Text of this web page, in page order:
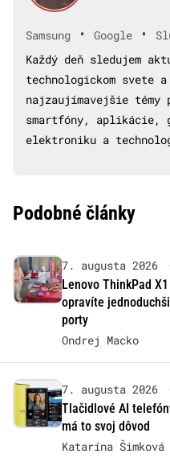
Samsung • Google •
Každý deň sledujem
technologickom svete
najzaujímavejšie témy
smartfóny, aplikácie,
elektroniku a
Podobné články
7. augusta 2026
Lenovo ThinkPad
opravíte
porty
Ondrej Macko
7. augusta 2026
Tlačidlové AI
má to svoj dôvod
Katarína Šimková